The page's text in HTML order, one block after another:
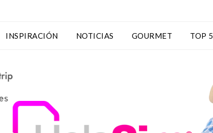
INSPIRACIÓN NOTICIAS GOURMET TOP 5